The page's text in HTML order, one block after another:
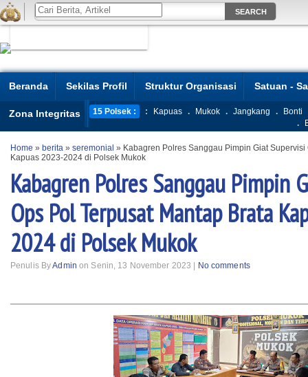
Beranda Sekilas Profil Struktur Organisasi Satuan -
Zona Integritas 15 Polsek : : Kapuas . Mukok . Jangkang .
Bonti
.
Home » berita » seremonial » Kabagren Polres Sanggau Pimpin Giat
Kapuas 2023-2024 di Polsek Mukok
Kabagren Polres Sanggau Pimpin
Ops Pol Terpusat Mantap Brata
2024 di Polsek Mukok
Penulis ByAdmin on Senin, 13 November 2023 | No comments